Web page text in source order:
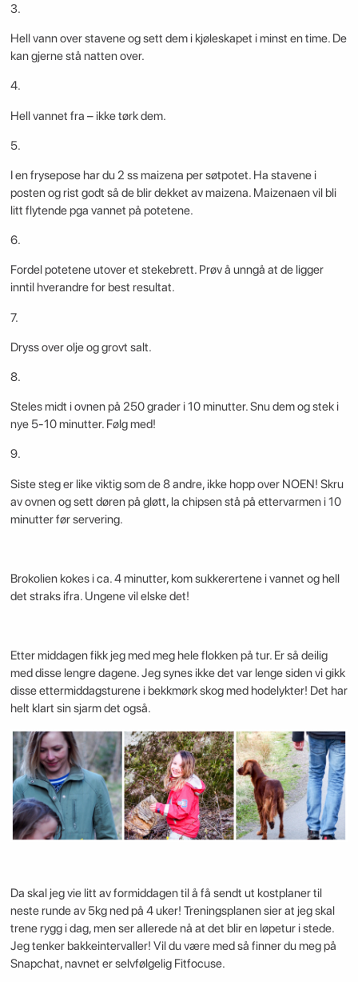
3.
Hell vann over stavene og sett dem i kjøleskapet i minst en time. De
kan gjerne stå natten over.
4.
Hell vannet fra – ikke tørk dem.
5.
I en frysepose har du 2 ss maizena per søtpotet. Ha stavene i
posten og rist godt så de blir dekket av maizena. Maizenaen vil bli
litt flytende pga vannet på potetene.
6.
Fordel potetene utover et stekebrett. Prøv å unngå at de ligger
inntil hverandre for best resultat.
7.
Dryss over olje og grovt salt.
8.
Steles midt i ovnen på 250 grader i 10 minutter. Snu dem og stek i
nye 5-10 minutter. Følg med!
9.
Siste steg er like viktig som de 8 andre, ikke hopp over NOEN! Skru
av ovnen og sett døren på gløtt, la chipsen stå på ettervarmen i 10
minutter før servering.
Brokolien kokes i ca. 4 minutter, kom sukkerertene i vannet og hell
det straks ifra. Ungene vil elske det!
Etter middagen fikk jeg med meg hele flokken på tur. Er så deilig
med disse lengre dagene. Jeg synes ikke det var lenge siden vi gikk
disse ettermiddagsturene i bekkmørk skog med hodelykter! Det har
helt klart sin sjarm det også.
Da skal jeg vie litt av formiddagen til å få sendt ut kostplaner til
neste runde av 5kg ned på 4 uker! Treningsplanen sier at jeg skal
trene rygg i dag, men ser allerede nå at det blir en løpetur i stede.
Jeg tenker bakkeintervaller! Vil du være med så finner du meg på
Snapchat, navnet er selvfølgelig Fitfocuse.